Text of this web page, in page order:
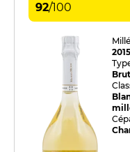
92/100
2015
Brut